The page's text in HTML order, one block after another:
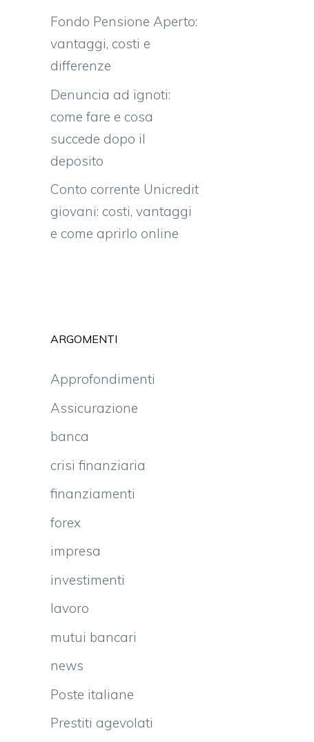
Fondo Pensione Aperto:
vantaggi, costi e
differenze
Denuncia ad ignoti:
come fare e cosa
succede dopo il
deposito
Conto corrente Unicredit
giovani: costi, vantaggi
e come aprirlo online
ARGOMENTI
Approfondimenti
Assicurazione
banca
crisi finanziaria
finanziamenti
forex
impresa
investimenti
lavoro
mutui bancari
news
Poste italiane
Prestiti agevolati